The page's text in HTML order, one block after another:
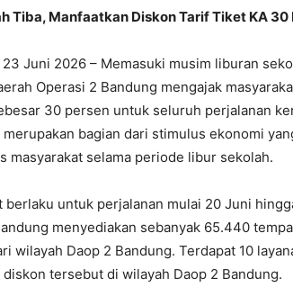
Tiba, Manfaatkan Diskon Tarif Tiket KA 30
Juni 2026 – Memasuki musim liburan
Operasi 2 Bandung mengajak
30 persen untuk seluruh perjalanan
bagian dari stimulus ekonomi
masyarakat selama periode libur sekolah.
untuk perjalanan mulai 20 Juni
menyediakan sebanyak 65.440
wilayah Daop 2 Bandung. Terdapat 10
tersebut di wilayah Daop 2 Bandung.